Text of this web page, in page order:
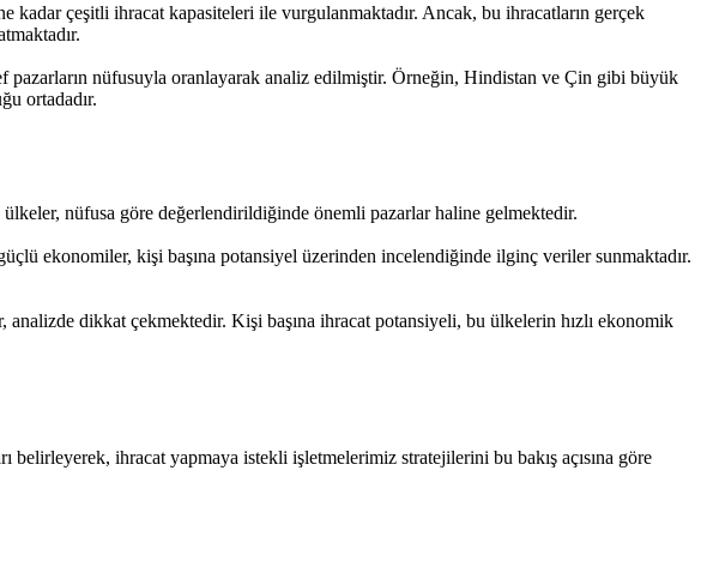
çeşitli ihracat kapasiteleri ile vurgulanmaktadır. Ancak, bu ihracatların gerçek
pazarların nüfusuyla oranlayarak analiz edilmiştir. Örneğin, Hindistan ve Çin gibi büyük
ortadadır.
nüfusa göre değerlendirildiğinde önemli pazarlar haline gelmektedir.
ekonomiler, kişi başına potansiyel üzerinden incelendiğinde ilginç veriler sunmaktadır.
dikkat çekmektedir. Kişi başına ihracat potansiyeli, bu ülkelerin hızlı ekonomik
ihracat yapmaya istekli işletmelerimiz stratejilerini bu bakış açısına göre